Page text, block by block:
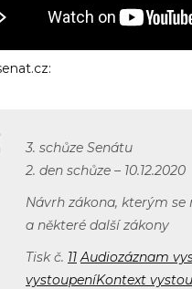
3. schůze Senátu
2. den schůze – 10.12.2020
Návrh zákona, kterým
a některé další zákony
Tisk č. 11 Audiozáznam
vystoupeníKontext